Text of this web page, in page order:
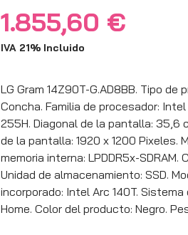
1.855,60 €
IVA 21% Incluido
LG Gram 14Z90T-G.AD8BB. Tipo
Concha. Familia de procesador:
255H. Diagonal de la pantalla: 35,6
de la pantalla: 1920 x 1200 Pixeles.
memoria interna: LPDDR5x-
Unidad de almacenamiento: SSD.
incorporado: Intel Arc 140T.
Home. Color del producto: Negro.